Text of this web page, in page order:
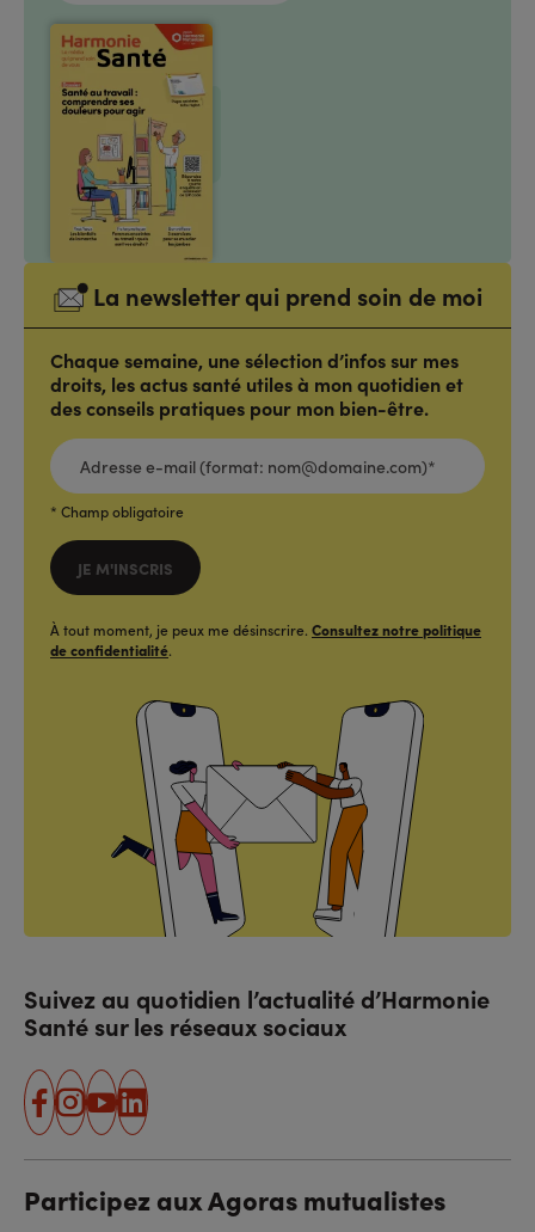
La newsletter qui prend soin de moi
Chaque semaine, une sélection d’infos sur mes
droits, les actus santé utiles à mon quotidien et
des conseils pratiques pour mon bien-être.
ADRESSE
E-
MAIL
(FORMAT:
NOM@DOMAINE.COM)*
* Champ obligatoire
JE M'INSCRIS
À tout moment, je peux me désinscrire. Consultez notre politique
de confidentialité.
Suivez au quotidien l’actualité d’Harmonie
Santé sur les réseaux sociaux
facebook
instagram
youtube
linkedin
Participez aux Agoras mutualistes